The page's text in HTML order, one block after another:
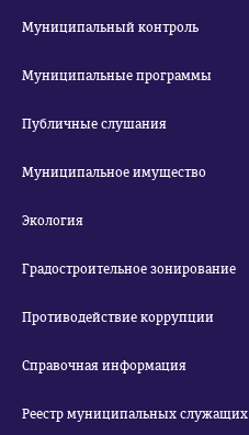
Муниципальный контроль
Муниципальные программы
Публичные слушания
Муниципальное имущество
Экология
Градостроительное зонирование
Противодействие коррупции
Справочная информация
Реестр муниципальных служащих